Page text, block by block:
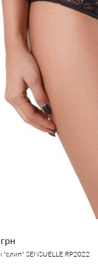
"слип" SENSUELLE RP2022